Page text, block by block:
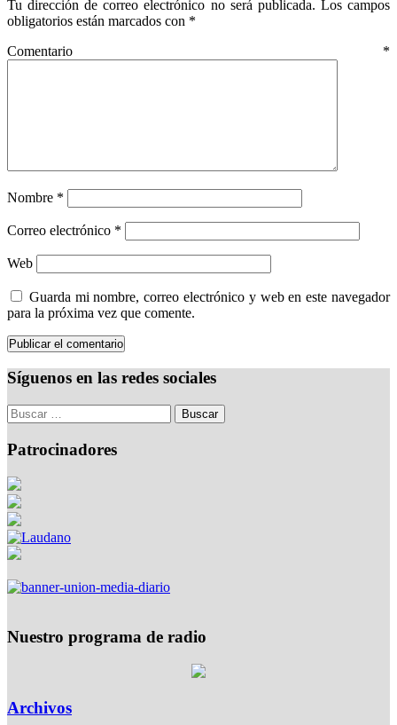
Tu dirección de correo electrónico no será publicada. Los campos
obligatorios están marcados con *
Comentario *
Nombre *
Correo electrónico *
Web
Guarda mi nombre, correo electrónico y web en este navegador
para la próxima vez que comente.
Síguenos en las redes sociales
Patrocinadores
Nuestro programa de radio
Archivos